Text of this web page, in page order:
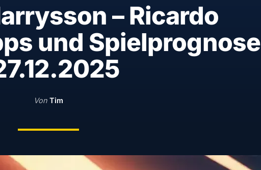
– Ricardo
und Spielprognose
Von Tim